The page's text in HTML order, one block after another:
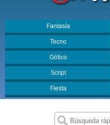
Fantasía
Tecno
Gótico
Script
Fiesta